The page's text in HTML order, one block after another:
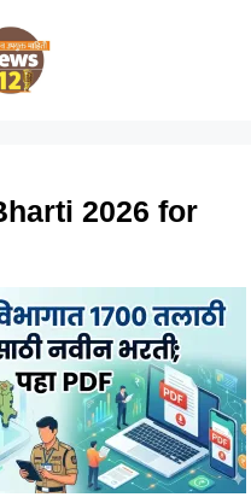
2026 for